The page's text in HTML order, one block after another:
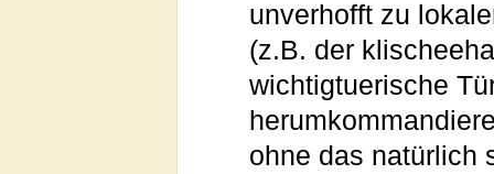
unverhofft zu
(z.B. der
wichtigtuerische
ohne das natürlich